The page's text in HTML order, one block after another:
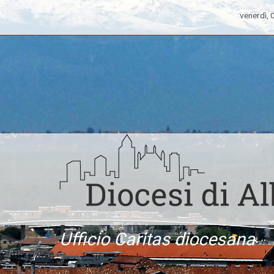
venerdì,
Ufficio Caritas diocesana